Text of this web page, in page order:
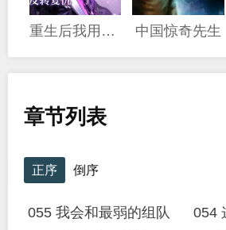
重生后我用镜面反转复仇 中国惊奇先生
章节列表
正序 倒序
055 我会和最弱的组队
054